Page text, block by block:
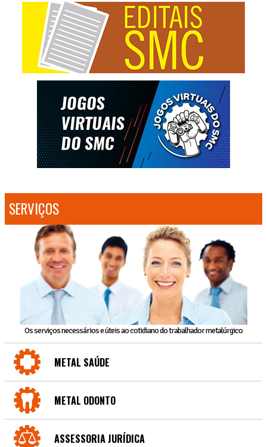
SERVIÇOS
Os serviços necessários e úteis ao cotidiano do trabalhador metalúrgico
METAL SAÚDE
METAL ODONTO
ASSESSORIA JURÍDICA